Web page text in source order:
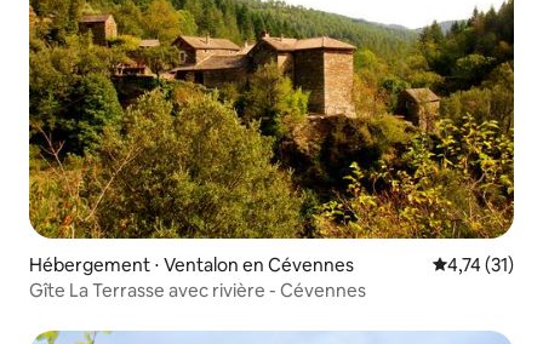
Hébergement ⋅ Ventalon en Cévennes Évaluation
4,74 (31)
Gîte La Terrasse avec rivière - Cévennes